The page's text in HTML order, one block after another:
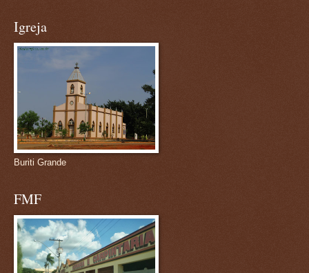
Igreja
Buriti Grande
FMF